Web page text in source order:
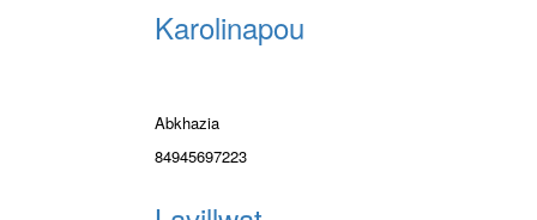
Karolinapou
Abkhazia
84945697223